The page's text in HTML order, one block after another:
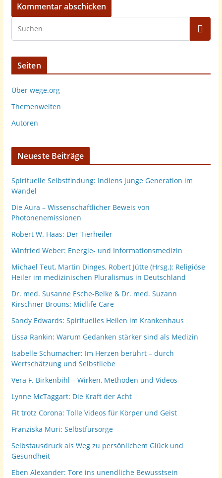
Seiten
Über wege.org
Themenwelten
Autoren
Neueste Beiträge
Spirituelle Selbstfindung: Indiens junge Generation im
Wandel
Die Aura – Wissenschaftlicher Beweis von
Photonenemissionen
Robert W. Haas: Der Tierheiler
Winfried Weber: Energie- und Informationsmedizin
Michael Teut, Martin Dinges, Robert Jütte (Hrsg.): Religiöse
Heiler im medizinischen Pluralismus in Deutschland
Dr. med. Susanne Esche-Belke & Dr. med. Suzann
Kirschner Brouns: Midlife Care
Sandy Edwards: Spirituelles Heilen im Krankenhaus
Lissa Rankin: Warum Gedanken stärker sind als Medizin
Isabelle Schumacher: Im Herzen berührt – durch
Wertschätzung und Selbstliebe
Vera F. Birkenbihl – Wirken, Methoden und Videos
Lynne McTaggart: Die Kraft der Acht
Fit trotz Corona: Tolle Videos für Körper und Geist
Franziska Muri: Selbstfürsorge
Selbstausdruck als Weg zu persönlichem Glück und
Gesundheit
Eben Alexander: Tore ins unendliche Bewusstsein